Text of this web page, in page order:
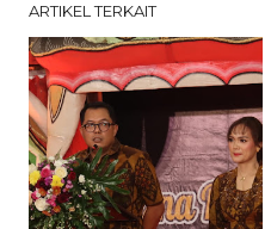
ARTIKEL TERKAIT